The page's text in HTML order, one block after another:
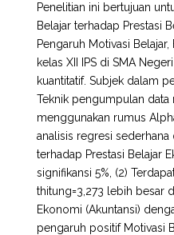
Penelitian ini bertujuan
Belajar terhadap Prestasi
Pengaruh Motivasi
kelas XII IPS di SMA
kuantitatif. Subjek dalam
Teknik pengumpulan
menggunakan rumus
analisis regresi
terhadap Prestasi Belajar
signifikansi 5%, (2)
thitung=3,273 lebih besar
Ekonomi (Akuntansi)
pengaruh positif Motivasi